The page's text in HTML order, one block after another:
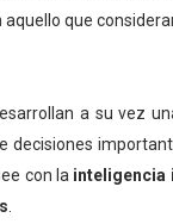
que
a su vez
decisiones
con la inteligencia